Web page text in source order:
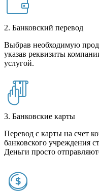
2. Банковский перевод
Выбрав необходимую
указав реквизиты
услугой.
3. Банковские карты
Перевод с карты на счет
банковского учреждения
Деньги просто